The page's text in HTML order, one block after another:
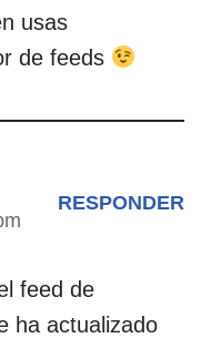
usas
de feeds
RESPONDER
feed de
ha actualizado